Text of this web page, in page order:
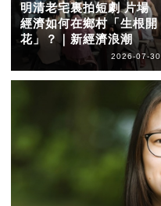
明清老宅裏拍短劇 片場
經濟如何在鄉村「生根開
花」？｜新經濟浪潮
2026-07-30